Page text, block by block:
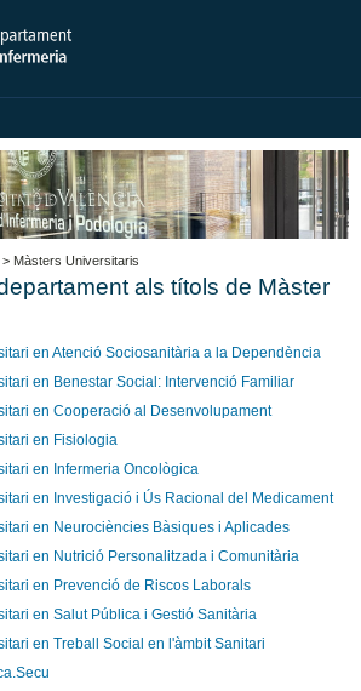
> Màsters Universitaris
als títols de Màster
en Atenció Sociosanitària a la Dependència
en Benestar Social: Intervenció Familiar
en Cooperació al Desenvolupament
en Fisiologia
en Infermeria Oncològica
en Investigació i Ús Racional del Medicament
en Neurociències Bàsiques i Aplicades
en Nutrició Personalitzada i Comunitària
en Prevenció de Riscos Laborals
en Salut Pública i Gestió Sanitària
en Treball Social en l'àmbit Sanitari